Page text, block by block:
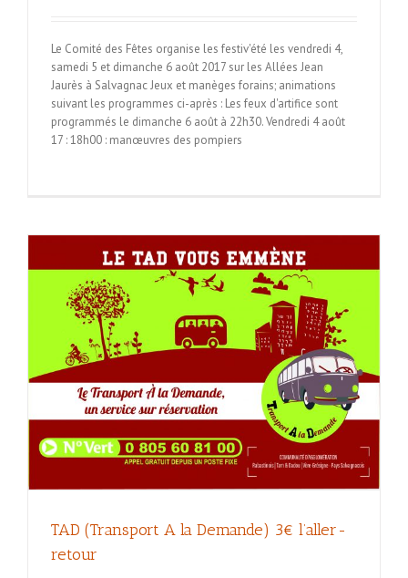
Le Comité des Fêtes organise les festiv'été les vendredi 4,
samedi 5 et dimanche 6 août 2017 sur les Allées Jean
Jaurès à Salvagnac Jeux et manèges forains; animations
suivant les programmes ci-après : Les feux d'artifice sont
programmés le dimanche 6 août à 22h30. Vendredi 4 août
17 : 18h00 : manœuvres des pompiers
TAD (Transport A la Demande) 3€ l’aller-
retour